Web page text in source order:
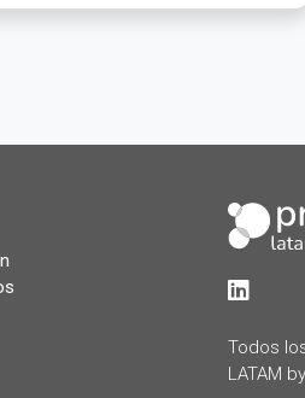
LinkedIn
Todos
LATAM